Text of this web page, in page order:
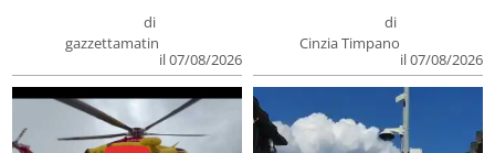
di
gazzettamatin
il 07/08/2026
di
Cinzia Timpano
il 07/08/2026